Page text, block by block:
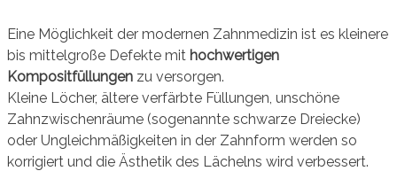
Eine Möglichkeit der modernen Zahnmedizin ist es kleinere
bis mittelgroße Defekte mit hochwertigen
Kompositfüllungen zu versorgen.
Kleine Löcher, ältere verfärbte Füllungen, unschöne
Zahnzwischenräume (sogenannte schwarze Dreiecke)
oder Ungleichmäßigkeiten in der Zahnform werden so
korrigiert und die Ästhetik des Lächelns wird verbessert.